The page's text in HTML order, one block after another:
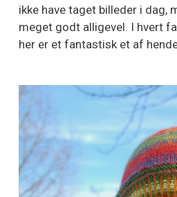
ikke have taget billeder i dag,
meget godt alligevel. I hvert
her er et fantastisk et af